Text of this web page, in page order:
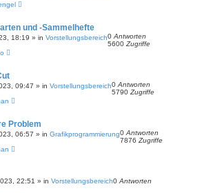
und -Sammelhefte
18:19 » in Vorstellungsbereich0 Antworten
5600 Zugriffe
09:47 » in Vorstellungsbereich0 Antworten
5790 Zugriffe
Problem
06:57 » in Grafikprogrammierung0 Antworten
7876 Zugriffe
22:51 » in Vorstellungsbereich0 Antworten